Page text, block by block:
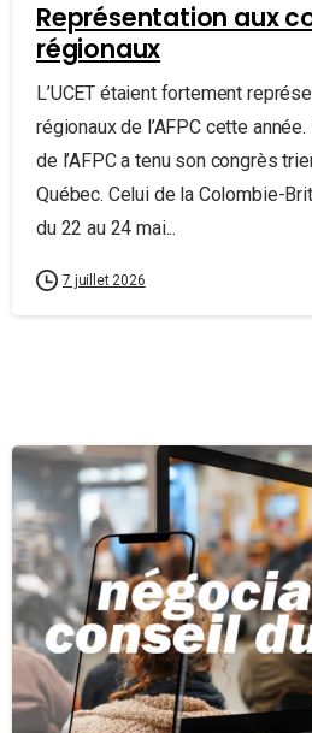
Représentation aux
régionaux
L’UCET étaient fortement
régionaux de l’AFPC cette
de l’AFPC a tenu son congrès
Québec. Celui de la Colombie-
du 22 au 24 mai...
7 juillet 2026